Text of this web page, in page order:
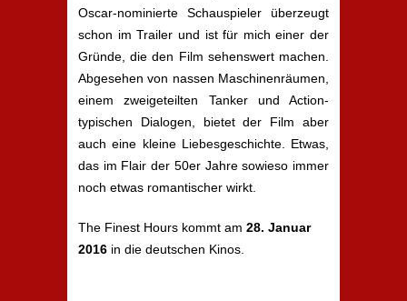
Oscar-nominierte Schauspieler überzeugt
schon im Trailer und ist für mich einer der
Gründe, die den Film sehenswert machen.
Abgesehen von nassen Maschinenräumen,
einem zweigeteilten Tanker und Action-
typischen Dialogen, bietet der Film aber
auch eine kleine Liebesgeschichte. Etwas,
das im Flair der 50er Jahre sowieso immer
noch etwas romantischer wirkt.
The Finest Hours kommt am 28. Januar
2016 in die deutschen Kinos.